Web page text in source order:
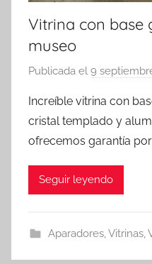
Vitrina con base
museo
Publicada el 9
Increíble vitrina con
cristal templado y
ofrecemos garantía
Seguir leyendo
Aparadores,Vitrinas,